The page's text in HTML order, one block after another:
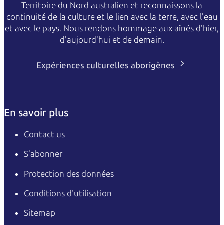
Territoire du Nord australien et reconnaissons la
continuité de la culture et le lien avec la terre, avec l'eau
et avec le pays. Nous rendons hommage aux aînés d'hier,
d'aujourd'hui et de demain.
Expériences culturelles aborigènes
En savoir plus
Contact us
S’abonner
Protection des données
Conditions d'utilisation
Sitemap